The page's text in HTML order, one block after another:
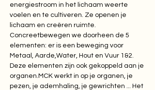
energiestroom in het lichaam weerte
voelen en te cultiveren. Ze openen je
lichaam en creëren ruimte.
Concreetbewegen we doorheen de 5
elementen: er is een beweging voor
Metaal, Aarde,Water, Hout en Vuur 1&2.
Deze elementen zijn ook gekoppeld aan je
organen.MCK werkt in op je organen, je
pezen, je ademhaling, je gewrichten ... Het